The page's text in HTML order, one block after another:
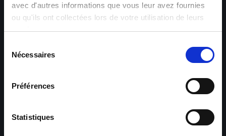
avec d'autres informations que vous leur avez fournies
ou qu'ils ont collectées lors de votre utilisation de leurs
services.
Nécessaires
Préférences
Statistiques
Nos agences Aide & Contact
Maxiplan
Mulhouse – Industrie,
Logistique, Transport et